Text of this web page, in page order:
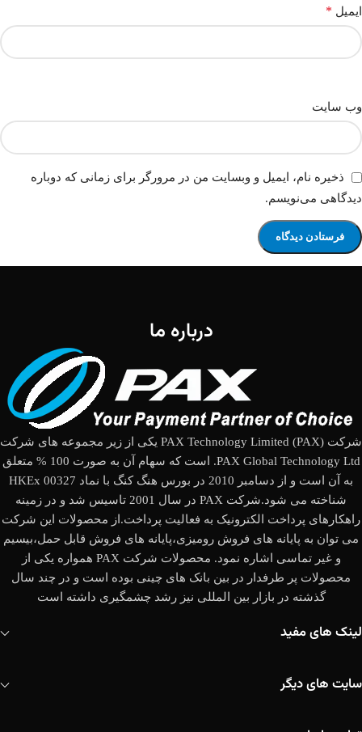
ایمیل *
وب‌ سایت
ذخیره نام، ایمیل و وبسایت من در مرورگر برای زمانی که دوباره
دیدگاهی می‌نویسم.
درباره ما
شرکت (PAX Technology Limited (PAX یکی از زیر مجموعه های شرکت
PAX Global Technology Ltd. است که سهام آن به صورت 100 % متعلق
به آن است و از دسامبر 2010 در بورس هنگ کنگ با نماد HKEx 00327
شناخته می شود.شرکت PAX در سال 2001 تاسیس شد و در زمینه
راهکارهای پرداخت الکترونیک به فعالیت پرداخت.از محصولات این شرکت
می توان به پایانه های فروش رومیزی،پایانه های فروش قابل حمل،بیسیم
و غیر تماسی اشاره نمود. محصولات شرکت PAX همواره یکی از
محصولات پر طرفدار در بین بانک های چینی بوده است و در چند سال
گذشته در بازار بین المللی نیز رشد چشمگیری داشته است
لینک های مفید
سایت های دیگر